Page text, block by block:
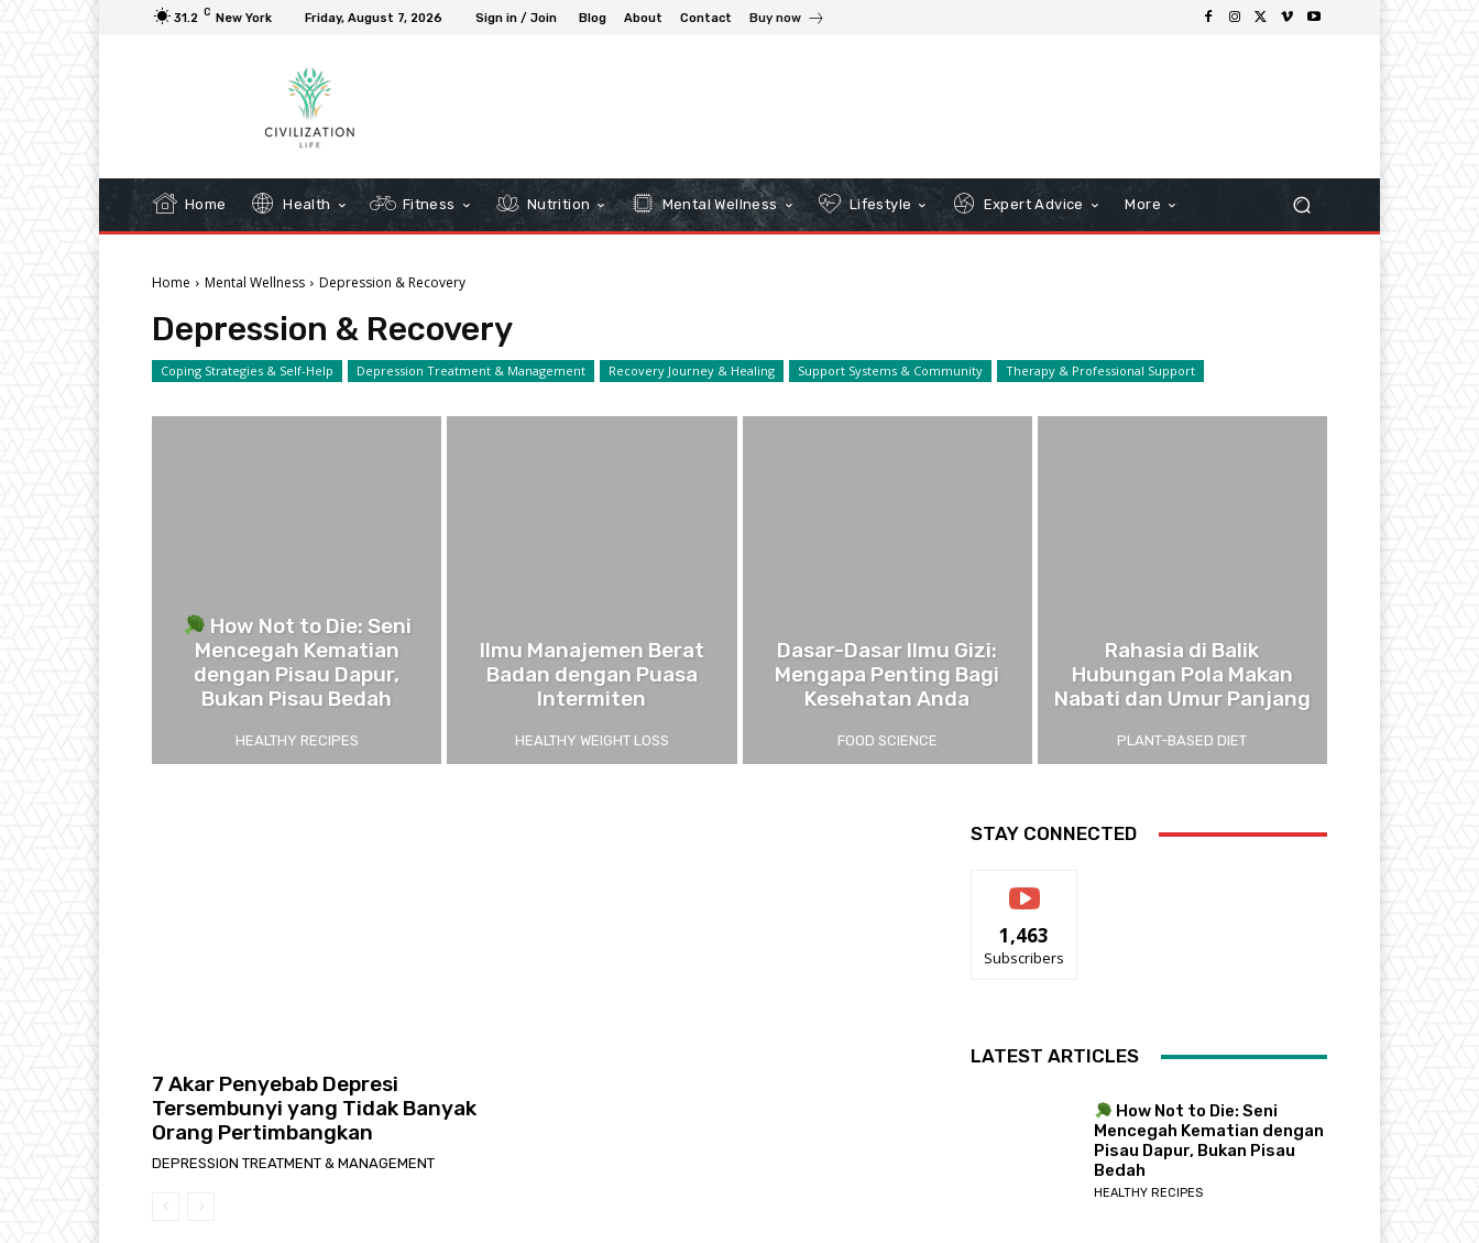
31.2 C New York Friday, August 7, 2026 Sign in / Join Blog About Contact Buy now
Home Health Fitness Nutrition Mental Wellness Lifestyle Expert Advice More
Home Mental Wellness Depression & Recovery
Depression & Recovery
Coping Strategies & Self-Help Depression Treatment & Management Recovery Journey & Healing Support Systems & Community Therapy & Professional Support
How Not to Die: Seni
Mencegah Kematian
dengan Pisau Dapur,
Bukan Pisau Bedah
HEALTHY RECIPES
Ilmu Manajemen Berat
Badan dengan Puasa
Intermiten
HEALTHY WEIGHT LOSS
Dasar-Dasar Ilmu Gizi:
Mengapa Penting Bagi
Kesehatan Anda
FOOD SCIENCE
Rahasia di Balik
Hubungan Pola Makan
Nabati dan Umur Panjang
PLANT-BASED DIET
7 Akar Penyebab Depresi
Tersembunyi yang Tidak Banyak
Orang Pertimbangkan
DEPRESSION TREATMENT & MANAGEMENT
STAY CONNECTED
1,463
Subscribers
LATEST ARTICLES
How Not to Die: Seni
Mencegah Kematian dengan
Pisau Dapur, Bukan Pisau
Bedah
HEALTHY RECIPES